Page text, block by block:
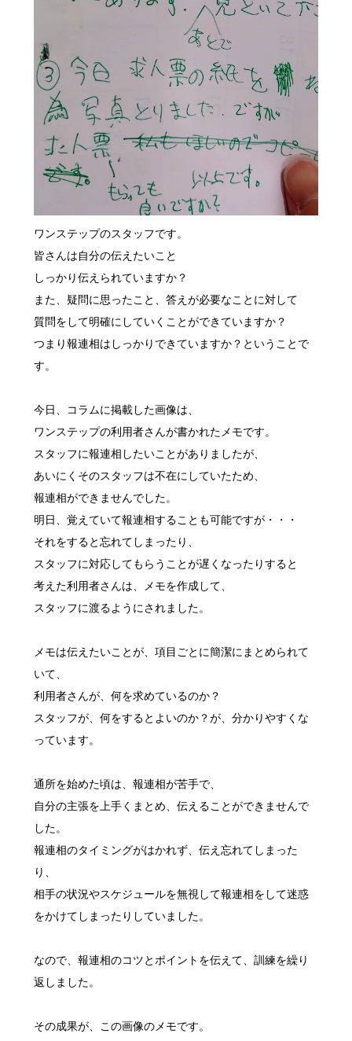
ワンステップのスタッフです。
皆さんは自分の伝えたいこと
しっかり伝えられていますか？
また、疑問に思ったこと、答えが必要なことに対して
質問をして明確にしていくことができていますか？
つまり報連相はしっかりできていますか？ということで
す。
今日、コラムに掲載した画像は、
ワンステップの利用者さんが書かれたメモです。
スタッフに報連相したいことがありましたが、
あいにくそのスタッフは不在にしていたため、
報連相ができませんでした。
明日、覚えていて報連相することも可能ですが・・・
それをすると忘れてしまったり、
スタッフに対応してもらうことが遅くなったりすると
考えた利用者さんは、メモを作成して、
スタッフに渡るようにされました。
メモは伝えたいことが、項目ごとに簡潔にまとめられて
いて、
利用者さんが、何を求めているのか？
スタッフが、何をするとよいのか？が、分かりやすくな
っています。
通所を始めた頃は、報連相が苦手で、
自分の主張を上手くまとめ、伝えることができませんで
した。
報連相のタイミングがはかれず、伝え忘れてしまった
り、
相手の状況やスケジュールを無視して報連相をして迷惑
をかけてしまったりしていました。
なので、報連相のコツとポイントを伝えて、訓練を繰り
返しました。
その成果が、この画像のメモです。